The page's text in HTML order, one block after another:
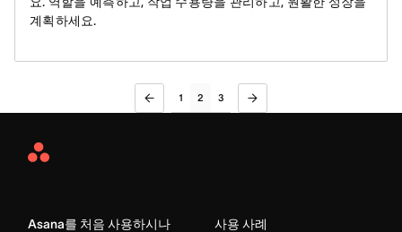
계획하세요.
1 2 3
Asana
Asana를 처음 사용하시나
사용 사례